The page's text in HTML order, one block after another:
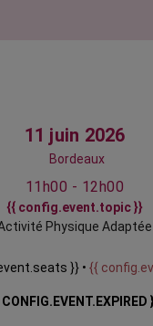
11 juin 2026
Bordeaux
11h00 - 12h00
{{ config.event.topic }}
Physique Adaptée
}} • {{